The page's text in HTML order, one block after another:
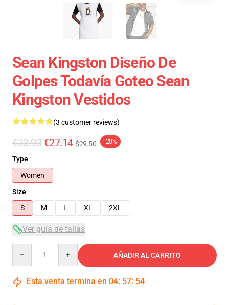
Sean Kingston Diseño De
Golpes Todavía Goteo Sean
Kingston Vestidos
(3 customer reviews)
€33.93 €27.14 $29.50 -20%
Type
Women
Size
S
M L XL 2XL
Ver guía de tallas
AÑADIR AL CARRITO
Esta venta termina en 04: 57: 54